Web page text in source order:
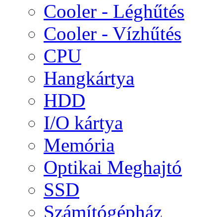
Cooler - Léghűtés
Cooler - Vízhűtés
CPU
Hangkártya
HDD
I/O kártya
Memória
Optikai Meghajtó
SSD
Számítógépház